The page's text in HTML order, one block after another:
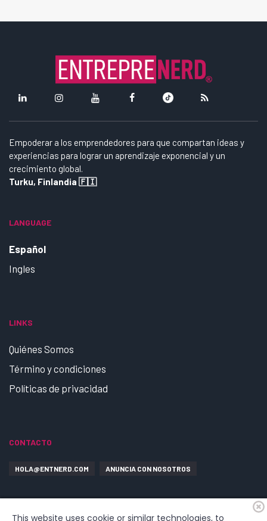
Empoderar a los emprendedores para que compartan ideas y
experiencias para lograr un aprendizaje exponencial y un
crecimiento global.
Turku, Finlandia 🇫🇮
LANGUAGE
Español
Ingles
LINKS
Quiénes Somos
Término y condiciones
Políticas de privacidad
CONTACTO
HOLA@ENTNERD.COM ANUNCIA CON NOSOTROS
This website uses cookie or similar technologies, to